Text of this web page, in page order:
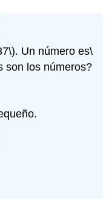
. Un número es\
son los números?